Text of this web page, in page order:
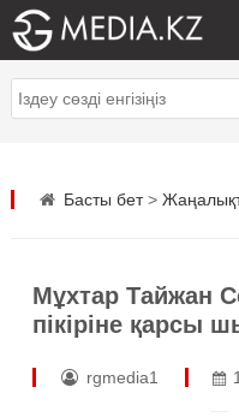
Басты бет>
Мұхтар Тайжан
пікіріне қарсы
rgmedia1